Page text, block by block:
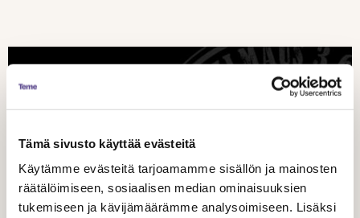
Tämä sivusto käyttää evästeitä
Käytämme evästeitä tarjoamamme sisällön ja mainosten
räätälöimiseen, sosiaalisen median ominaisuuksien
tukemiseen ja kävijämäärämme analysoimiseen. Lisäksi